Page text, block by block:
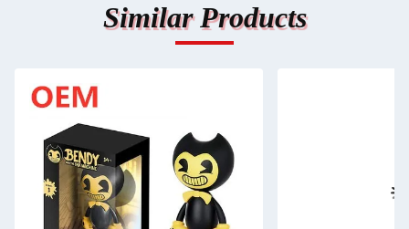
Similar Products